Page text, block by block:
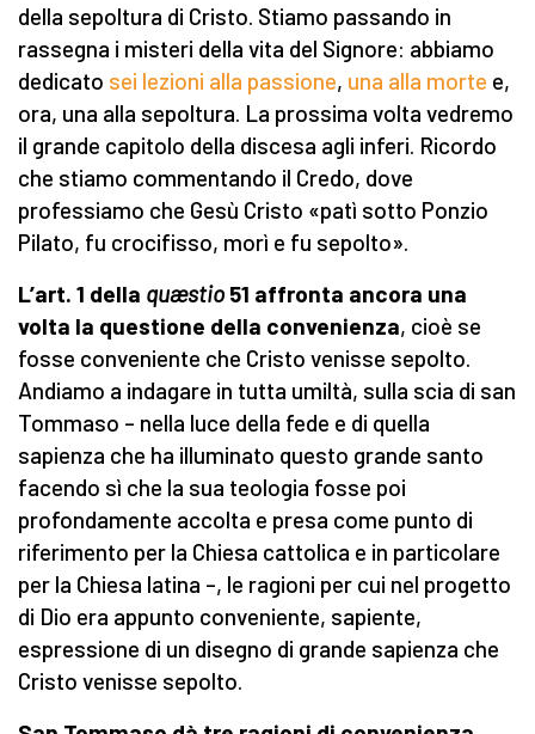
della sepoltura di Cristo. Stiamo passando in
rassegna i misteri della vita del Signore: abbiamo
dedicato sei lezioni alla passione, una alla morte e,
ora, una alla sepoltura. La prossima volta vedremo
il grande capitolo della discesa agli inferi. Ricordo
che stiamo commentando il Credo, dove
professiamo che Gesù Cristo «patì sotto Ponzio
Pilato, fu crocifisso, morì e fu sepolto».
L’art. 1 della quæstio 51 affronta ancora una
volta la questione della convenienza, cioè se
fosse conveniente che Cristo venisse sepolto.
Andiamo a indagare in tutta umiltà, sulla scia di san
Tommaso – nella luce della fede e di quella
sapienza che ha illuminato questo grande santo
facendo sì che la sua teologia fosse poi
profondamente accolta e presa come punto di
riferimento per la Chiesa cattolica e in particolare
per la Chiesa latina –, le ragioni per cui nel progetto
di Dio era appunto conveniente, sapiente,
espressione di un disegno di grande sapienza che
Cristo venisse sepolto.